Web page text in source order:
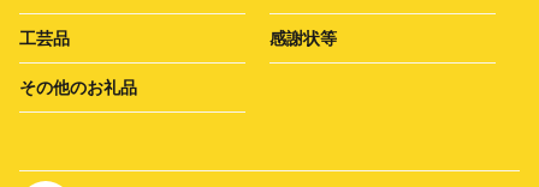
工芸品 感謝状等
その他のお礼品